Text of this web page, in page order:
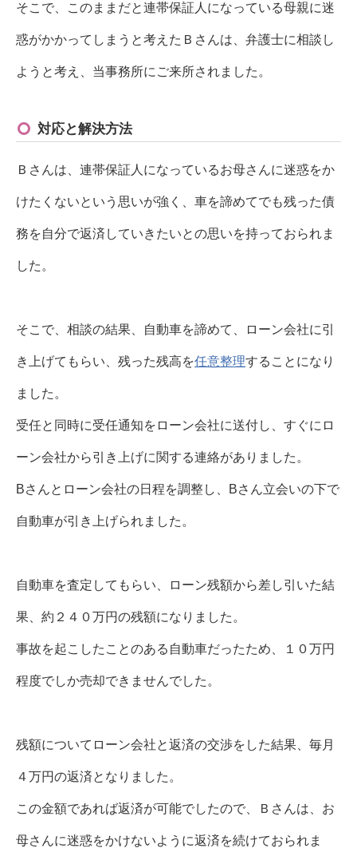
そこで、このままだと連帯保証人になっている母親に迷
惑がかかってしまうと考えたＢさんは、弁護士に相談し
ようと考え、当事務所にご来所されました。
対応と解決方法
Ｂさんは、連帯保証人になっているお母さんに迷惑をか
けたくないという思いが強く、車を諦めてでも残った債
務を自分で返済していきたいとの思いを持っておられま
した。
そこで、相談の結果、自動車を諦めて、ローン会社に引
き上げてもらい、残った残高を任意整理することになり
ました。
受任と同時に受任通知をローン会社に送付し、すぐにロ
ーン会社から引き上げに関する連絡がありました。
Bさんとローン会社の日程を調整し、Bさん立会いの下で
自動車が引き上げられました。
自動車を査定してもらい、ローン残額から差し引いた結
果、約２４０万円の残額になりました。
事故を起こしたことのある自動車だったため、１０万円
程度でしか売却できませんでした。
残額についてローン会社と返済の交渉をした結果、毎月
４万円の返済となりました。
この金額であれば返済が可能でしたので、Ｂさんは、お
母さんに迷惑をかけないように返済を続けておられま